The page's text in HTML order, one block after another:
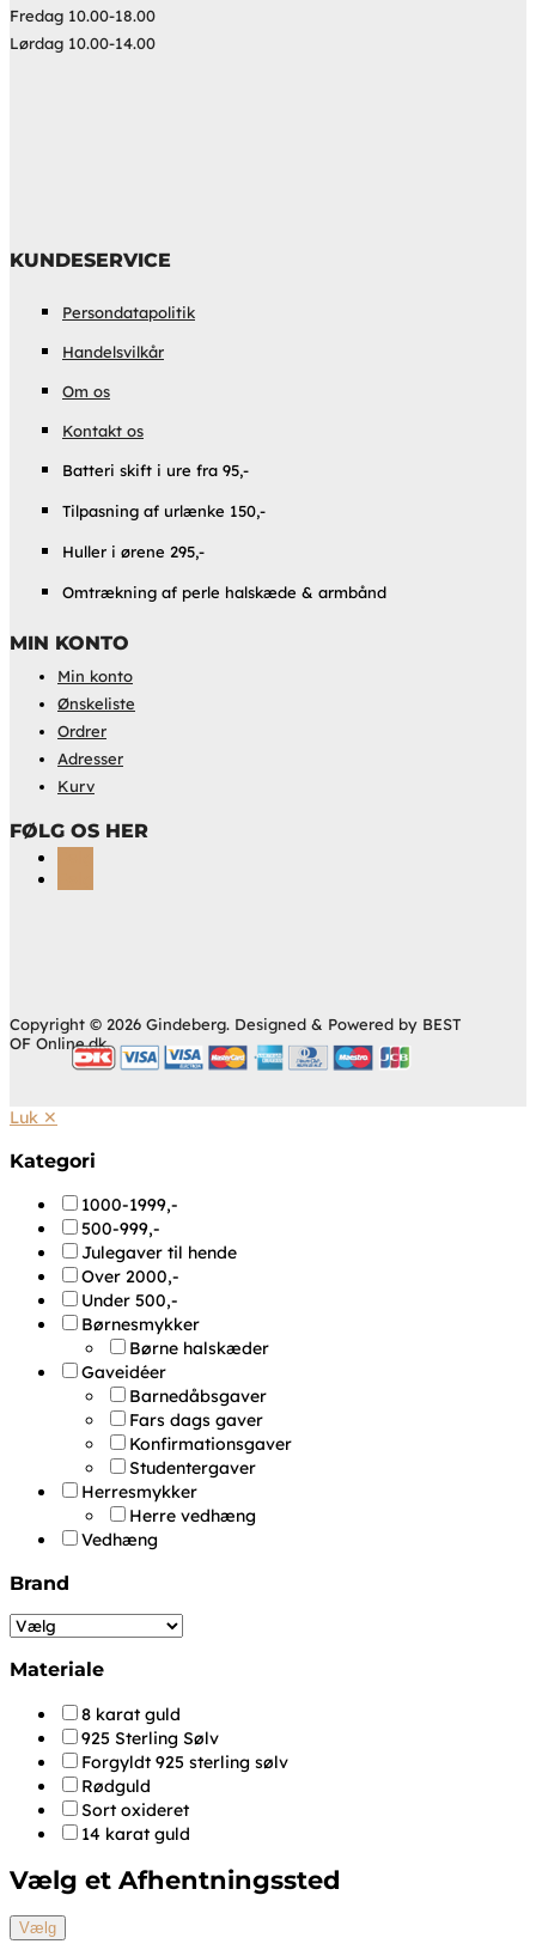
Fredag 10.00-18.00
Lørdag 10.00-14.00
KUNDESERVICE
Persondatapolitik
Handelsvilkår
Om os
Kontakt os
Batteri skift i ure fra 95,-
Tilpasning af urlænke 150,-
Huller i ørene 295,-
Omtrækning af perle halskæde & armbånd
MIN KONTO
Min konto
Ønskeliste
Ordrer
Adresser
Kurv
FØLG OS HER
Copyright © 2026 Gindeberg. Designed & Powered by BEST
OF Online.dk.
Luk ✕
Kategori
1000-1999,-
500-999,-
Julegaver til hende
Over 2000,-
Under 500,-
Børnesmykker
Børne halskæder
Gaveidéer
Barnedåbsgaver
Fars dags gaver
Konfirmationsgaver
Studentergaver
Herresmykker
Herre vedhæng
Vedhæng
Brand
Materiale
8 karat guld
925 Sterling Sølv
Forgyldt 925 sterling sølv
Rødguld
Sort oxideret
14 karat guld
Vælg et Afhentningssted
Vælg